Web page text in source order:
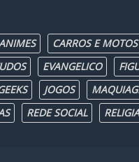
CARROS E MOTOS
EVANGELICO
JOGOS
REDE SOCIAL